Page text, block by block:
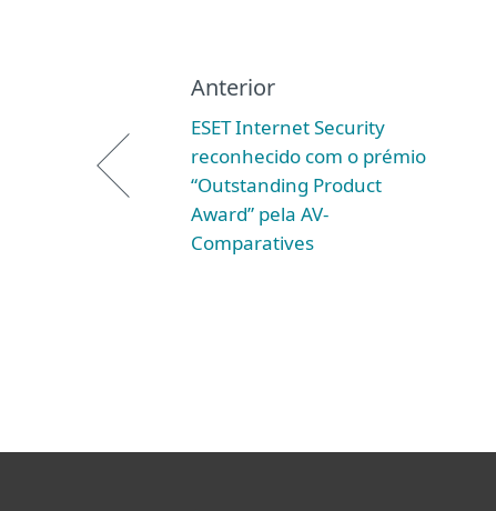
Anterior
ESET Internet Security
reconhecido com o prémio
“Outstanding Product
Award” pela AV-
Comparatives